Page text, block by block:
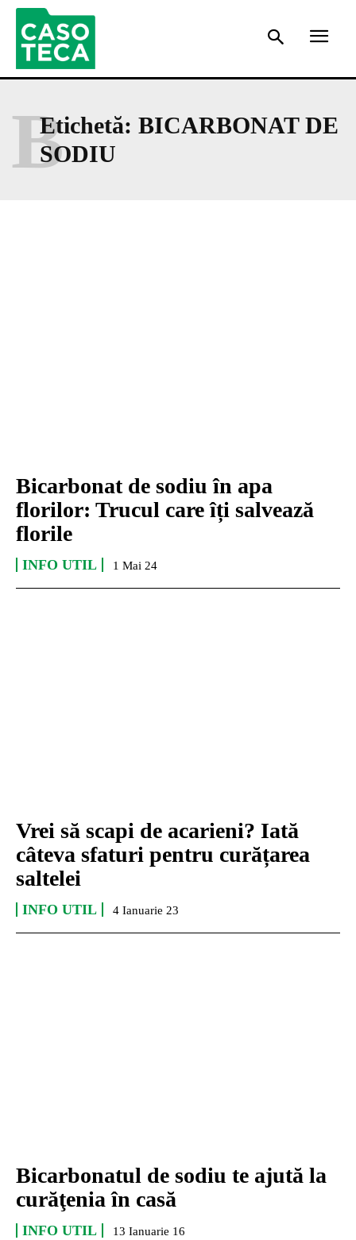
Etichetă: BICARBONAT DE
SODIU
B
Bicarbonat de sodiu în apa
florilor: Trucul care îți salvează
florile
INFO UTIL 1 Mai 24
Vrei să scapi de acarieni? Iată
câteva sfaturi pentru curățarea
saltelei
INFO UTIL 4 Ianuarie 23
Bicarbonatul de sodiu te ajută la
curăţenia în casă
INFO UTIL 13 Ianuarie 16